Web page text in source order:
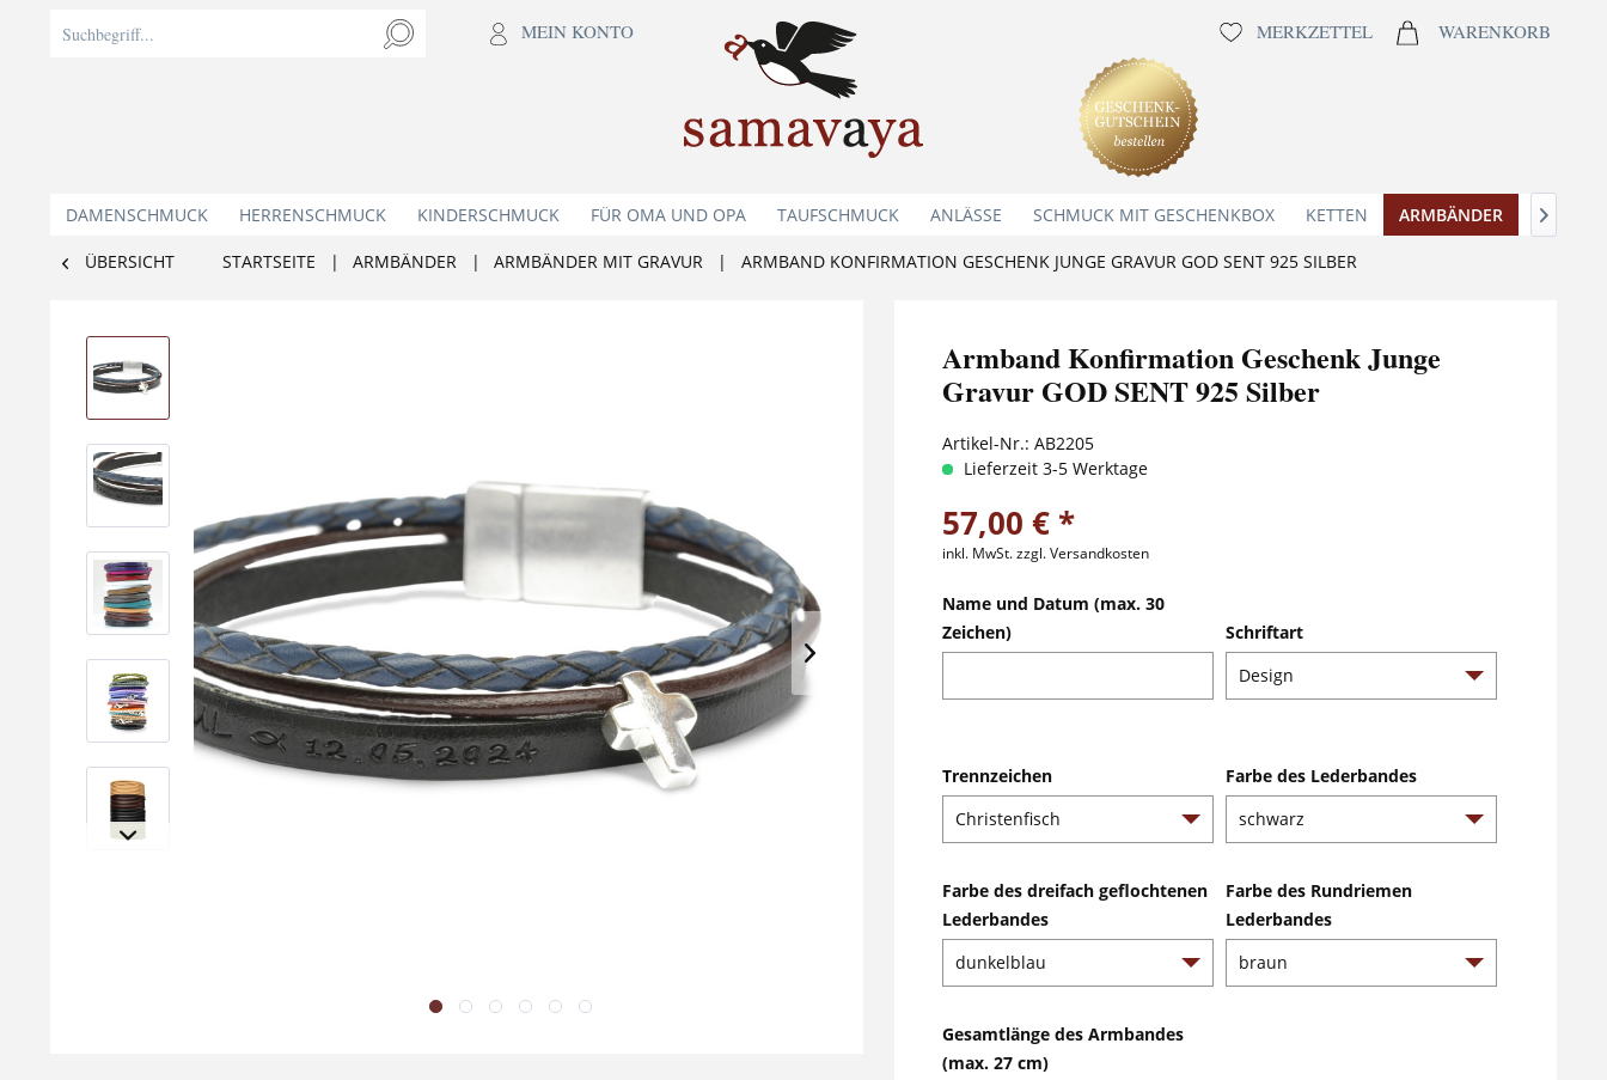
MEIN KONTO MERKZETTEL WARENKORB
DAMENSCHMUCK HERRENSCHMUCK KINDERSCHMUCK FÜR OMA UND OPA TAUFSCHMUCK ANLÄSSE SCHMUCK MIT GESCHENKBOX KETTEN ARMBÄNDER 
ÜBERSICHT STARTSEITE | ARMBÄNDER | ARMBÄNDER MIT GRAVUR | ARMBAND KONFIRMATION GESCHENK JUNGE GRAVUR GOD SENT 925 SILBER
Armband Konfirmation Geschenk Junge
Gravur GOD SENT 925 Silber
Artikel-Nr.: AB2205
Lieferzeit 3-5 Werktage
57,00 € *
inkl. MwSt.zzgl. Versandkosten
Name und Datum (max. 30
Zeichen)
Schriftart
Trennzeichen Farbe des Lederbandes
Farbe des dreifach geflochtenen
Lederbandes
Farbe des Rundriemen
Lederbandes
Gesamtlänge des Armbandes
(max. 27 cm)